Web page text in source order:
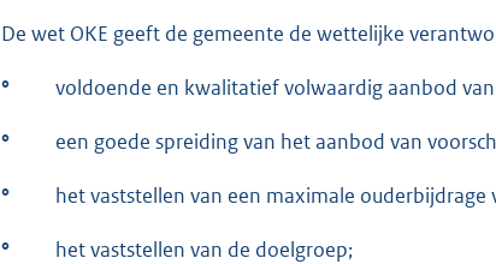
De wet OKE geeft de gemeente de wettelijke
° voldoende en kwalitatief volwaardig aanbod
° een goede spreiding van het aanbod van
° het vaststellen van een maximale ouderbijdrage
° het vaststellen van de doelgroep;